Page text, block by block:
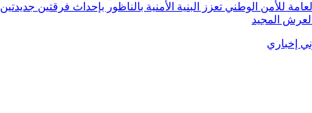
للأمن الوطني تعزز البنية الأمنية بالناظور بإحداث فرقتين جديدتين